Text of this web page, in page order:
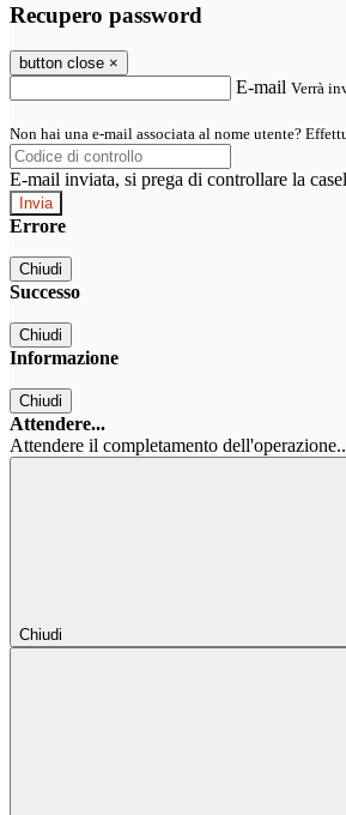
Recupero password
button close ×
E-mail Verrà
Non hai una e-mail associata al nome utente?
E-mail inviata, si prega di controllare la
Errore
Chiudi
Successo
Chiudi
Informazione
Chiudi
Attendere...
Attendere il completamento
Chiudi